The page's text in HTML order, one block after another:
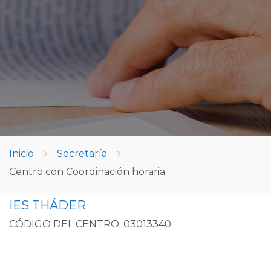
Inicio
Secretaría
Centro con Coordinación horaria
IES THÁDER
CÓDIGO DEL CENTRO: 03013340